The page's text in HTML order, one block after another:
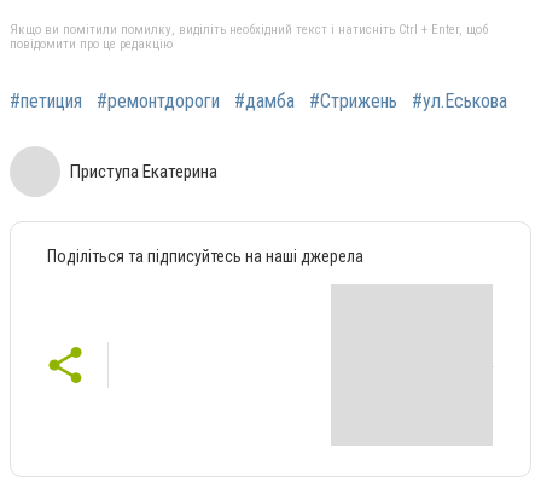
Якщо ви помітили помилку, виділіть необхідний текст і натисніть Ctrl + Enter, щоб
повідомити про це редакцію
#петиция #ремонтдороги #дамба #Стрижень #ул.Еськова
Приступа Екатерина
Поділіться та підписуйтесь на наші джерела